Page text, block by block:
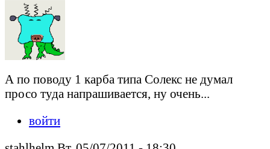
А по поводу 1 карба типа Солекс не думал
просо туда напрашивается, ну очень...
войти